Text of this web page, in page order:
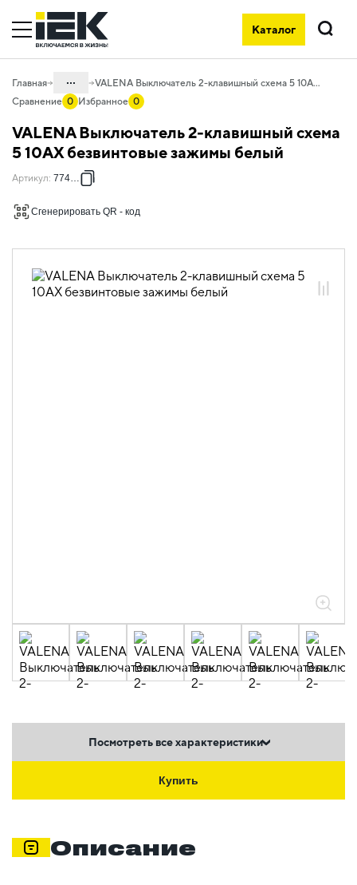
Каталог
Поиск
Главная ...
06. Изделия электроустановочные,
удлинители и силовые разъемы
06.01 Электроустановочные изделия
06.01.14 Электроустановочные
06.01.14.01 ЭУИ VALENA: цвет белый
VALENA Выключатель 2-клавишный схема 5 10АХ безвинтовые зажимы белый
Сравнение 0 Избранное 0
VALENA Выключатель 2-клавишный схема
5 10АХ безвинтовые зажимы белый
Артикул: 774405
Сгенерировать QR - код
Посмотреть все характеристики
Купить
Описание